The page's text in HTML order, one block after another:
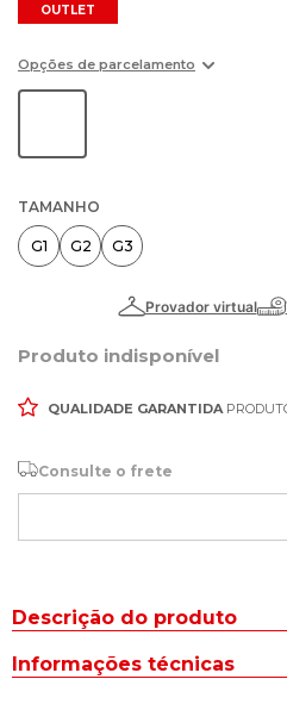
OUTLET
Opções de parcelamento
TAMANHO
G1 G2 G3
Produto indisponível
QUALIDADE GARANTIDA
Consulte o frete
Descrição do produto
Para curtir dentro e fora dágua o
Size Liso Preto é indicado para
Informações técnicas